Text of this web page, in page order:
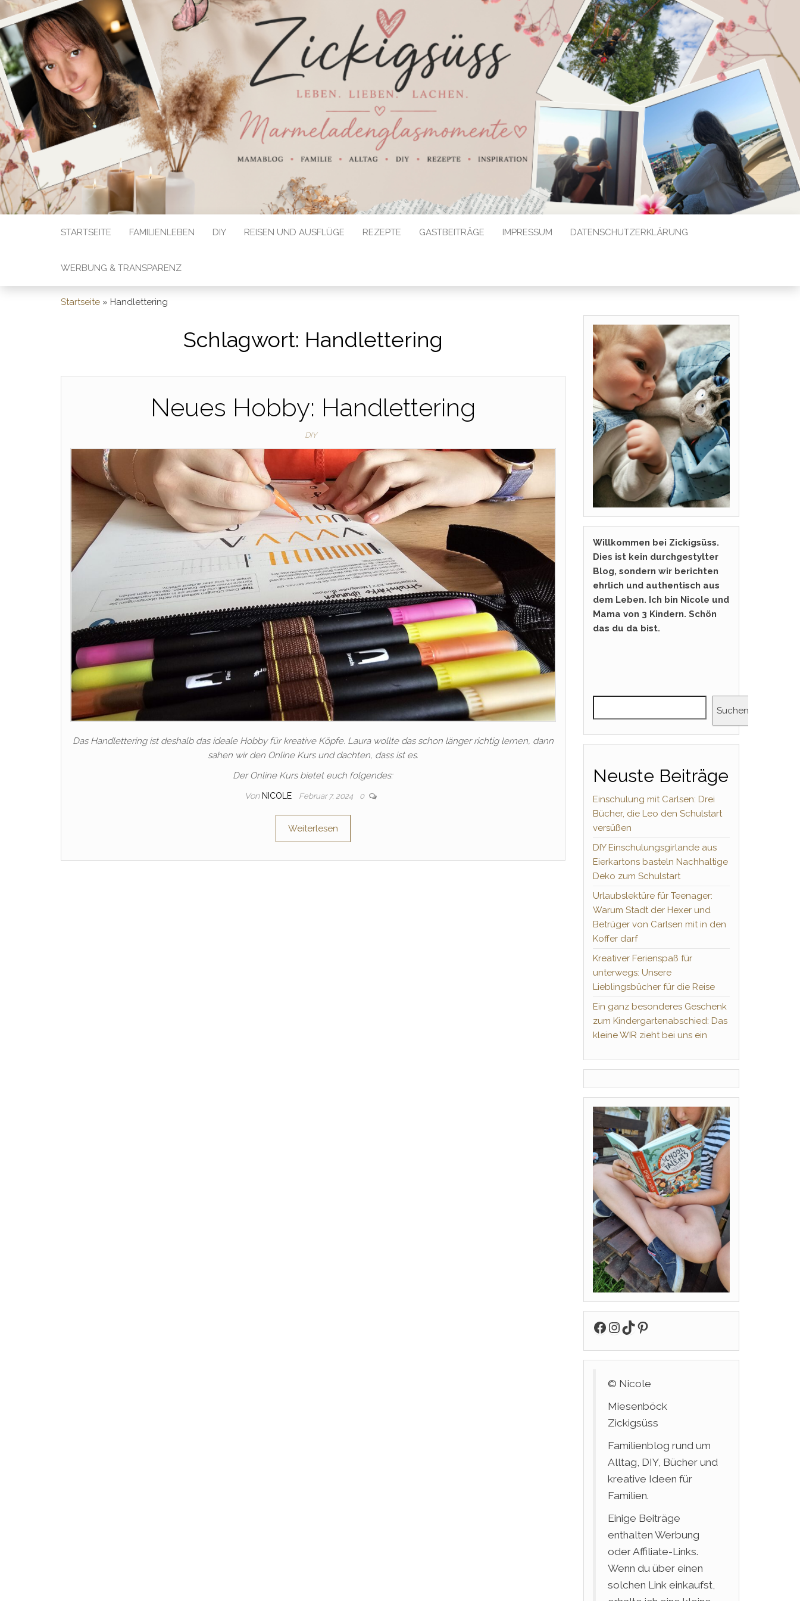
STARTSEITE FAMILIENLEBEN DIY REISEN UND AUSFLÜGE REZEPTE GASTBEITRÄGE IMPRESSUM DATENSCHUTZERKLÄRUNG
WERBUNG & TRANSPARENZ
Startseite » Handlettering
Schlagwort: Handlettering
Neues Hobby: Handlettering
DIY
Das Handlettering ist deshalb das ideale Hobby für kreative Köpfe. Laura wollte das schon länger richtig lernen, dann
sahen wir den Online Kurs und dachten, dass ist es.
Der Online Kurs bietet euch folgendes:
Von NICOLE Februar 7, 2024 0
Weiterlesen
Willkommen bei Zickigsüss.
Dies ist kein durchgestylter
Blog, sondern wir berichten
ehrlich und authentisch aus
dem Leben. Ich bin Nicole und
Mama von 3 Kindern. Schön
das du da bist.
Suchen
Neuste Beiträge
Einschulung mit Carlsen: Drei
Bücher, die Leo den Schulstart
versüßen
DIY Einschulungsgirlande aus
Eierkartons basteln Nachhaltige
Deko zum Schulstart
Urlaubslektüre für Teenager:
Warum Stadt der Hexer und
Betrüger von Carlsen mit in den
Koffer darf
Kreativer Ferienspaß für
unterwegs: Unsere
Lieblingsbücher für die Reise
Ein ganz besonderes Geschenk
zum Kindergartenabschied: Das
kleine WIR zieht bei uns ein
Facebook
Instagram
TikTok
Pinterest
© Nicole
Miesenböck
Zickigsüss
Familienblog rund um
Alltag, DIY, Bücher und
kreative Ideen für
Familien.
Einige Beiträge
enthalten Werbung
oder Affiliate-Links.
Wenn du über einen
solchen Link einkaufst,